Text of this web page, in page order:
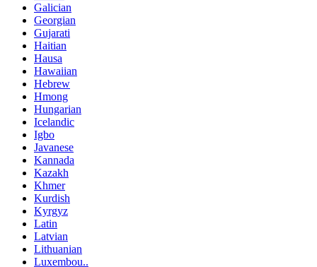
Galician
Georgian
Gujarati
Haitian
Hausa
Hawaiian
Hebrew
Hmong
Hungarian
Icelandic
Igbo
Javanese
Kannada
Kazakh
Khmer
Kurdish
Kyrgyz
Latin
Latvian
Lithuanian
Luxembou..